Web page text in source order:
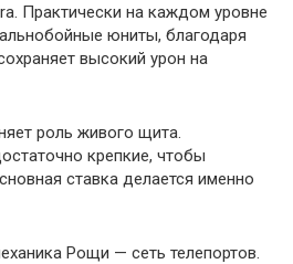
Практически на каждом уровне
юниты, благодаря
высокий урон на
роль живого щита.
крепкие, чтобы
ставка делается именно
Рощи — сеть телепортов.